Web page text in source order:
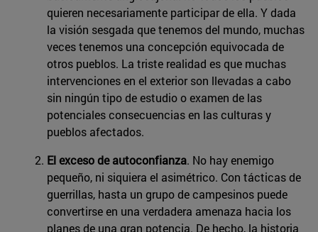
quieren necesariamente participar de ella. Y dada
la visión sesgada que tenemos del mundo, muchas
veces tenemos una concepción equivocada de
otros pueblos. La triste realidad es que muchas
intervenciones en el exterior son llevadas a cabo
sin ningún tipo de estudio o examen de las
potenciales consecuencias en las culturas y
pueblos afectados.
El exceso de autoconfianza. No hay enemigo
pequeño, ni siquiera el asimétrico. Con tácticas de
guerrillas, hasta un grupo de campesinos puede
convertirse en una verdadera amenaza hacia los
planes de una gran potencia. De hecho, la historia